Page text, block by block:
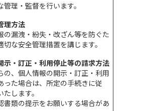
理・監督を行います。
理方法
の漏洩・紛失・改ざん等を防ぐた
切な安全管理措置を講じます。
示・訂正・利用停止等の請求方法
の、個人情報の開示・訂正・利用
った場合は、所定の手続きに従
します。
書類の提示をお願いする場合があ